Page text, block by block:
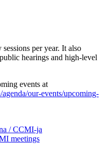
per year. It also
hearings and high-level
events at
our-events/upcoming-
/ CCMI-ja
meetings